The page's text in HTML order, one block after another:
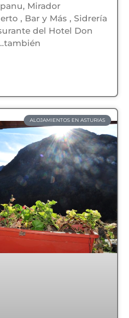
Mirador
, Bar y Más , Sidrería
del Hotel Don
ALOJAMIENTOS EN ASTURIAS